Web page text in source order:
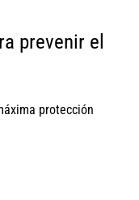
protección